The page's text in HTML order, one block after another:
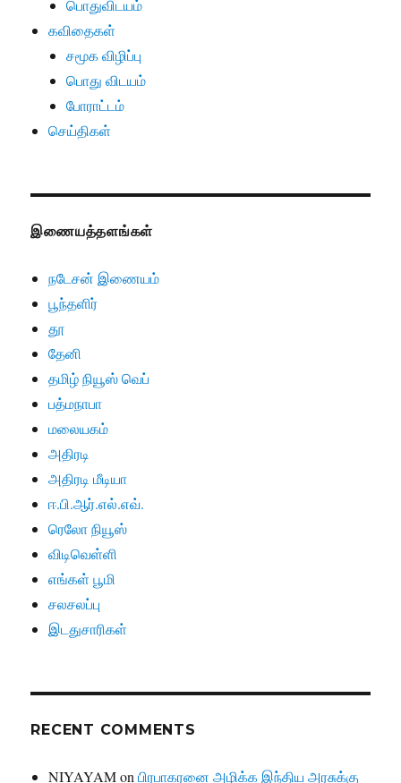
பொதுவிடயம்
கவிதைகள்
சமூக விழிப்பு
பொது விடயம்
போராட்டம்
செய்திகள்
இணையத்தளங்கள்
நடேசன் இணையம்
பூந்தளிர்
தூ
தேனி
தமிழ் நியூஸ் வெப்
பத்மநாபா
மலையகம்
அதிரடி
அதிரடி மீடியா
ஈ.பி.ஆர்.எல்.எவ்.
ரெலோ நியூஸ்
விடிவெள்ளி
எங்கள் பூமி
சலசலப்பு
இடதுசாரிகள்
RECENT COMMENTS
NIYAYAMonபிரபாகரனை அழிக்க இந்திய அரசுக்கு